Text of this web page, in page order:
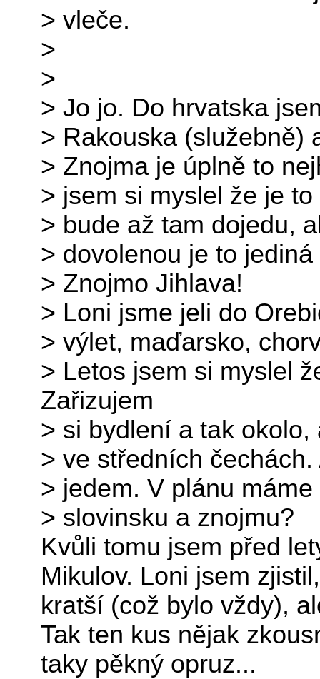
> vleče.
>
>
> Jo jo. Do hrvatska
> Rakouska (služebně)
> Znojma je úplně to
> jsem si myslel že je
> bude až tam dojedu,
> dovolenou je to
> Znojmo Jihlava!
> Loni jsme jeli do
> výlet, maďarsko,
> Letos jsem si myslel
Zařizujem
> si bydlení a tak
> ve středních
> jedem. V plánu
> slovinsku a znojmu?
Kvůli tomu jsem před
Mikulov. Loni jsem
kratší (což bylo vždy),
Tak ten kus nějak
taky pěkný opruz...